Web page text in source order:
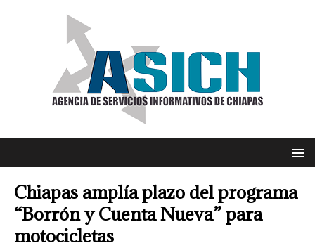
Chiapas amplía plazo del programa
“Borrón y Cuenta Nueva” para
motocicletas